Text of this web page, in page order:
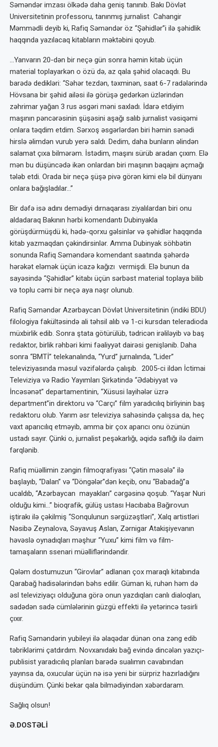
Səməndər imzası ölkədə daha geniş tanınıb. Bakı Dövlət
Universitetinin professoru, tanınmış jurnalist Cahangir
Məmmədli deyib ki, Rafiq Səməndər öz “Şəhidlər”i ilə şəhidlik
haqqında yazılacaq kitabların məktəbini qoyub.
…Yanvarın 20-dən bir neçə gün sonra həmin kitab üçün
material toplayarkən o özü də, az qala şəhid olacaqdı. Bu
barədə dedikləri: “Səhər tezdən, təxminən, saat 6-7 radələrində
Hövsana bir şəhid ailəsi ilə görüşə gedərkən üzlərindən
zəhrimar yağan 3 rus əsgəri məni saxladı. İdarə etdiyim
maşının pəncərəsinin şüşəsini aşağı salıb jurnalist vəsiqəmi
onlara təqdim etdim. Sərxoş əsgərlərdən biri həmin sənədi
hirslə əlimdən vurub yerə saldı. Dedim, daha bunların əlindən
salamat çıxa bilmərəm. İstədim, maşını sürüb aradan çıxım. Elə
mən bu düşüncədə ikən onlardan biri maşının baqajını açmağı
tələb etdi. Orada bir neçə şüşə pivə görən kimi elə bil dünyanı
onlara bağışladılar…”
Bir dəfə isə adını demədiyi dırnaqarası ziyalılardan biri onu
aldadaraq Bakının hərbi komendantı Dubinyakla
görüşdürmüşdü ki, hədə-qorxu gəlsinlər və şəhidlər haqqında
kitab yazmaqdan çəkindirsinlər. Amma Dubinyak söhbətin
sonunda Rafiq Səməndərə komendant saatında şəhərdə
hərəkət eləmək üçün icazə kağızı vermişdi. Elə bunun da
sayəsində “Şəhidlər” kitabı üçün sərbəst material toplaya bilib
və toplu cəmi bir neçə aya nəşr olunub.
Rafiq Səməndər Azərbaycan Dövlət Universitetinin (indiki BDU)
filologiya fakültəsində ali təhsil alıb və 1-ci kursdan teleradioda
müxbirlik edib. Sonra ştata götürülüb, tədricən irəliləyib və baş
redaktor, birlik rəhbəri kimi fəaliyyət dairəsi genişlənib. Daha
sonra “BMTİ” telekanalında, “Yurd” jurnalında, “Lider”
televiziyasında məsul vəzifələrdə çalışıb. 2005-ci ildən İctimai
Televiziya və Radio Yayımları Şirkətində “Ədəbiyyat və
İncəsənət” departamentinin, “Xüsusi layihələr üzrə
department”in direktoru və “Carçı” film yaradıcılıq birliyinin baş
redaktoru olub. Yarım əsr televiziya sahəsində çalışsa da, heç
vaxt aparıcılıq etməyib, amma bir çox aparıcı onu özünün
ustadı sayır. Çünki o, jurnalist peşəkarlığı, əqidə saflığı ilə daim
fərqlənib.
Rafiq müəllimin zəngin filmoqrafiyası “Çətin məsələ” ilə
başlayıb, “Dalan” və “Döngələr”dən keçib, onu “Babadağ”a
ucaldıb, “Azərbaycan mayakları” cərgəsinə qoşub. “Yaşar Nuri
olduğu kimi…” bioqrafik, gülüş ustası Hacıbaba Bağırovun
iştirakı ilə çəkilmiş “Sonqulunun sərgüzəştləri”, Xalq artistləri
Nəsibə Zeynalova, Səyavuş Aslan, Zərnigar Atakişiyevanın
həvəslə oynadıqları məşhur “Yuxu” kimi film və film-
tamaşaların ssenari müəlliflərindəndir.
Qələm dostumuzun “Girovlar” adlanan çox maraqlı kitabında
Qarabağ hadisələrindən bəhs edilir. Güman ki, ruhən həm də
əsl televiziyaçı olduğuna görə onun yazdıqları canlı dialoqları,
sadədən sadə cümlələrinin güzgü effekti ilə yetərincə təsirli
çıxır.
Rafiq Səməndərin yubileyi ilə əlaqədar dünən ona zəng edib
təbriklərimi çatdırdım. Novxanıdakı bağ evində dincələn yazıçı-
publisist yaradıcılıq planları barədə sualımın cavabından
yayınsa da, oxucular üçün nə isə yeni bir sürpriz hazırladığını
düşündüm. Çünki bekar qala bilmədiyindən xəbərdaram.
Sağlıq olsun!
Ə.DOSTƏLİ